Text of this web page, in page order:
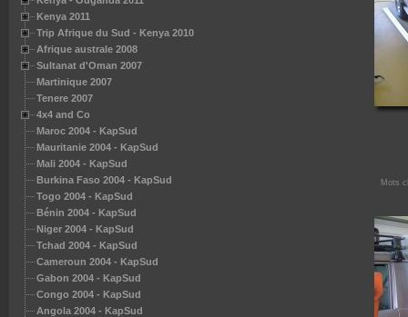
Kenya 2011
Trip Afrique du Sud - Kenya 2010
Afrique australe 2008
Sultanat d'Oman 2007
Martinique 2007
Tenere 2007
4x4 and Co
Maroc 2004 - KapSud
Mauritanie 2004 - KapSud
Mali 2004 - KapSud
Burkina Faso 2004 - KapSud
Togo 2004 - KapSud
Bénin 2004 - KapSud
Niger 2004 - KapSud
Tchad 2004 - KapSud
Cameroun 2004 - KapSud
Gabon 2004 - KapSud
Congo 2004 - KapSud
Angola 2004 - KapSud
Mots